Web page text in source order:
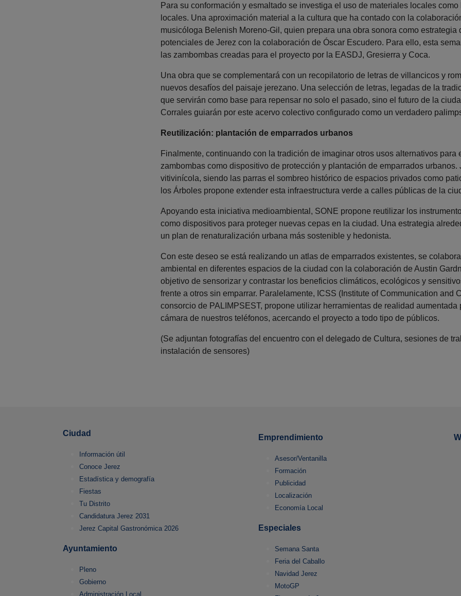
Para su conformación y esmaltado se investiga el uso de materiales locales
locales. Una aproximación material a la cultura que ha contado con la
musicóloga Belenish Moreno-Gil, quien prepara una obra sonora como
potenciales de Jerez con la colaboración de Óscar Escudero. Para ello, esta
las zambombas creadas para el proyecto por la EASDJ, Gresierra y Coca.
Una obra que se complementará con un recopilatorio de letras de villancicos y
nuevos desafíos del paisaje jerezano. Una selección de letras, legadas de la
que servirán como base para repensar no solo el pasado, sino el futuro de la
Corrales guiarán por este acervo colectivo configurado como un verdadero
Reutilización: plantación de emparrados urbanos
Finalmente, continuando con la tradición de imaginar otros usos alternativos
zambombas como dispositivo de protección y plantación de emparrados
vitivinícola, siendo las parras el sombreo histórico de espacios privados como
los Árboles propone extender esta infraestructura verde a calles públicas de la
Apoyando esta iniciativa medioambiental, SONE propone reutilizar los
como dispositivos para proteger nuevas cepas en la ciudad. Una estrategia
un plan de renaturalización urbana más sostenible y hedonista.
Con este deseo se está realizando un atlas de emparrados existentes, se
ambiental en diferentes espacios de la ciudad con la colaboración de Austin
objetivo de sensorizar y contrastar los beneficios climáticos, ecológicos y
frente a otros sin emparrar. Paralelamente, ICSS (Institute of Communication and
consorcio de PALIMPSEST, propone utilizar herramientas de realidad
cámara de nuestros teléfonos, acercando el proyecto a todo tipo de públicos.
(Se adjuntan fotografías del encuentro con el delegado de Cultura, sesiones de
instalación de sensores)
Ciudad
Información útil
Conoce Jerez
Estadística y demografía
Fiestas
Tu Distrito
Candidatura Jerez 2031
Jerez Capital Gastronómica 2026
Ayuntamiento
Pleno
Gobierno
Administración Local
Emprendimiento
Asesor/Ventanilla
Formación
Publicidad
Localización
Economía Local
Especiales
Semana Santa
Feria del Caballo
Navidad Jerez
MotoGP